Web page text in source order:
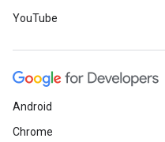
YouTube
Android
Chrome